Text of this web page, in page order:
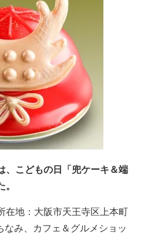
こどもの日「兜ケーキ＆端
在地：大阪市天王寺区上本町
み、カフェ＆グルメショッ